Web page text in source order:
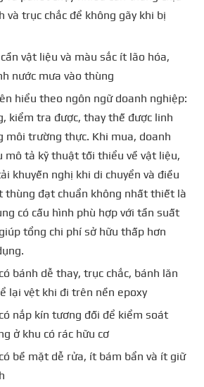
và trục chắc để không gãy khi bị
vật liệu và màu sắc ít lão hóa,
nước mưa vào thùng
hiểu theo ngôn ngữ doanh nghiệp:
kiểm tra được, thay thế được linh
môi trường thực. Khi mua, doanh
mô tả kỹ thuật tối thiểu về vật liệu,
khuyến nghị khi di chuyển và điều
thùng đạt chuẩn không nhất thiết là
có cấu hình phù hợp với tần suất
tổng chi phí sở hữu thấp hơn
bánh dễ thay, trục chắc, bánh lăn
lại vệt khi đi trên nền epoxy
nắp kín tương đối để kiểm soát
ở khu có rác hữu cơ
bề mặt dễ rửa, ít bám bẩn và ít giữ